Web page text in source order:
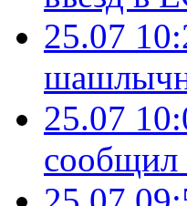
25.07
25.07
сообщил